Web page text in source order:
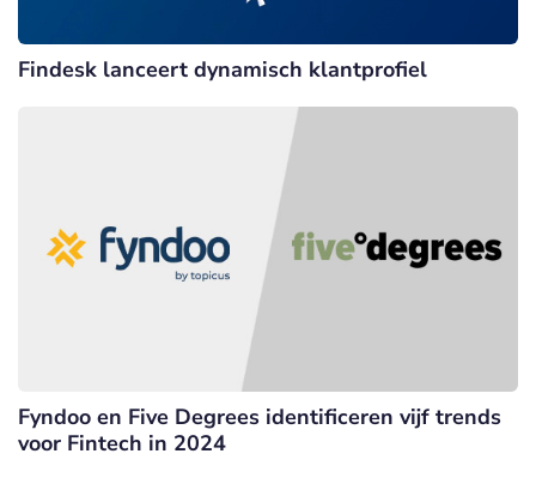
Findesk lanceert dynamisch klantprofiel
Fyndoo en Five Degrees identificeren vijf trends
voor Fintech in 2024